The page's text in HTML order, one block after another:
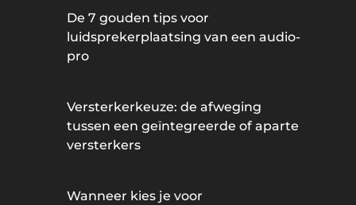
De 7 gouden tips voor
luidsprekerplaatsing van een audio-
pro
Versterkerkeuze: de afweging
tussen een geïntegreerde of aparte
versterkers
Wanneer kies je voor